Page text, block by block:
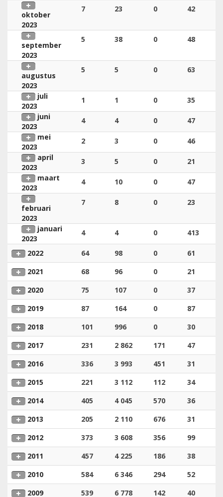
oktober
2023
7 23 0 42
september
2023
5 38 0 48
augustus
2023
5 5 0 63
juli
2023
1 1 0
35
juni
2023
4 4 0
47
mei
2023
2 3 0
46
april
2023
3 5 0
21
maart
2023
4 10 0 47
februari
2023
7 8 0 23
januari
2023
4 4 0 413
2022 64 98 0
61
2021
68 96 0
21
2020
75 107 0
37
2019
87 164 0
87
2018
101 996 0
30
2017
231 2 862 171
47
2016
336 3 993 451
31
2015
221 3 112 112
34
2014
405 4 045 570
36
2013
205 2 110 676
31
2012
373 3 608 356
99
2011
457 4 225 186
38
2010
584 6 346 294
52
2009
539 6 778 142 40